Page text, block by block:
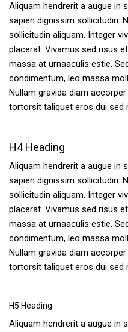
Aliquam hendrerit a augue in
sapien dignissim sollicitudin.
sollicitudin aliquam. Integer
placerat. Vivamus sed risus
massa at urnaaculis estie.
condimentum, leo massa
Nullam gravida diam
tortorsit taliquet eros dui sed
H4 Heading
Aliquam hendrerit a augue in
sapien dignissim sollicitudin.
sollicitudin aliquam. Integer
placerat. Vivamus sed risus
massa at urnaaculis estie.
condimentum, leo massa
Nullam gravida diam
tortorsit taliquet eros dui sed
H5 Heading
Aliquam hendrerit a augue in